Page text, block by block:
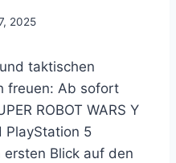
2025
taktischen
freuen: Ab sofort
ROBOT WARS Y
PlayStation 5
Blick auf den